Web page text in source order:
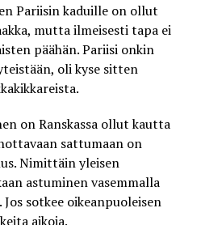
Pariisin kaduille on ollut
mutta ilmeisesti tapa ei
päähän. Pariisi onkin
oli kyse sitten
on Ranskassa ollut kautta
sattumaan on
Nimittäin yleisen
astuminen vasemmalla
sotkee oikeanpuoleisen
aikoja.